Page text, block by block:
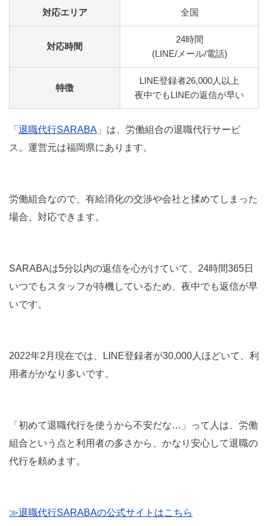
対応エリア 全国
対応時間
24時間
(LINE/メール/電話)
特徴
LINE登録者26,000人以上
夜中でもLINEの返信が早い
「 退職代行SARABA 」は、労働組合の退職代行サービ
ス。運営元は福岡県にあります。
労働組合なので、有給消化の交渉や会社と揉めてしまった
場合、対応できます。
SARABAは5分以内の返信を心がけていて、24時間365日
いつでもスタッフが待機しているため、夜中でも返信が早
いです。
2022年2月現在では、LINE登録者が30,000人ほどいて、利
用者がかなり多いです。
「初めて退職代行を使うから不安だな…」って人は、労働
組合という点と利用者の多さから、かなり安心して退職の
代行を頼めます。
≫退職代行SARABAの公式サイトはこちら